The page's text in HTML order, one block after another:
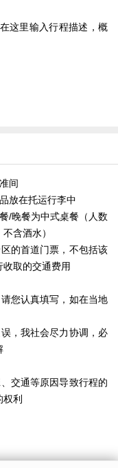
这里输入行程描述，概
间
放在托运行李中
/晚餐为中式桌餐（人数
含酒水）
的首道门票，不包括该
取的交通费用
您认真填写，如在当地
，我社会尽力协调，必
交通等原因导致行程的
利